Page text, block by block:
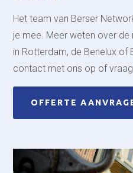
Het team van Berser
je mee. Meer weten over
in Rotterdam, de Benelux of
contact met ons op of
OFFERTE